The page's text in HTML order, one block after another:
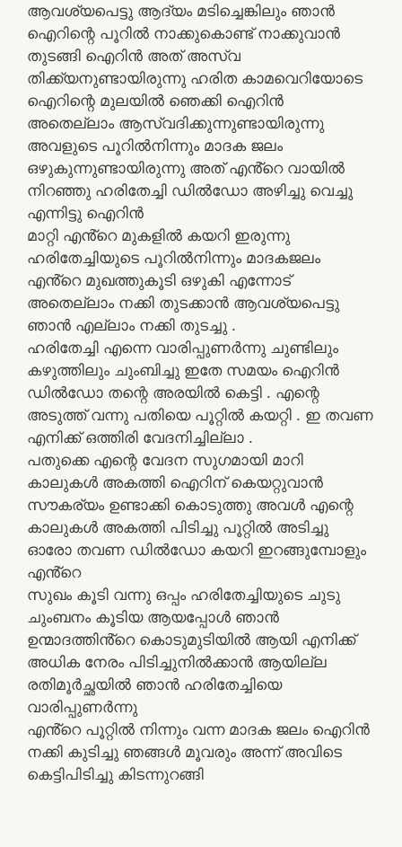
ആവശ്യപെട്ടു ആദ്യം മടിച്ചെങ്കിലും ഞാൻ
ഐറിന്റെ പൂറിൽ നാക്കുകൊണ്ട് നാക്കുവാൻ
തുടങ്ങി ഐറിൻ അത് അസ്വ
തിക്ക്യനുണ്ടായിരുന്നു ഹരിത കാമവെറിയോടെ
ഐറിന്റെ മുലയിൽ ഞെക്കി ഐറിൻ
അതെല്ലാം ആസ്വദിക്കുന്നുണ്ടായിരുന്നു
അവളുടെ പൂറിൽനിന്നും മാദക ജലം
ഒഴുകുന്നുണ്ടായിരുന്നു അത് എൻ്റെ വായിൽ
നിറഞ്ഞു ഹരിതേച്ചി ഡിൽഡോ അഴിച്ചു വെച്ചു
എന്നിട്ടു ഐറിൻ
മാറ്റി എൻ്റെ മുകളിൽ കയറി ഇരുന്നു
ഹരിതേച്ചിയുടെ പൂറിൽനിന്നും മാദകജലം
എൻ്റെ മുഖത്തുകൂടി ഒഴുകി എന്നോട്
അതെല്ലാം നക്കി തുടക്കാൻ ആവശ്യപെട്ടു
ഞാൻ എല്ലാം നക്കി തുടച്ചു .
ഹരിതേച്ചി എന്നെ വാരിപ്പുണർന്നു ചുണ്ടിലും
കഴുത്തിലും ചുംബിച്ചു ഇതേ സമയം ഐറിൻ
ഡിൽഡോ തന്റെ അരയിൽ കെട്ടി . എന്റെ
അടുത്ത് വന്നു പതിയെ പൂറ്റിൽ കയറ്റി . ഇ തവണ
എനിക്ക് ഒത്തിരി വേദനിച്ചില്ലാ .
പതുക്കെ എന്റെ വേദന സുഗമായി മാറി
കാലുകൾ അകത്തി ഐറിന് കെയറ്റുവാൻ
സൗകര്യം ഉണ്ടാക്കി കൊടുത്തു അവൾ എന്റെ
കാലുകൾ അകത്തി പിടിച്ചു പൂറ്റിൽ അടിച്ചു
ഓരോ തവണ ഡിൽഡോ കയറി ഇറങ്ങുമ്പോളും
എൻ്റെ
സുഖം കൂടി വന്നു ഒപ്പം ഹരിതേച്ചിയുടെ ചുടു
ചുംബനം കൂടിയ ആയപ്പോൾ ഞാൻ
ഉന്മാദത്തിൻ്റെ കൊടുമുടിയിൽ ആയി എനിക്ക്
അധിക നേരം പിടിച്ചുനിൽക്കാൻ ആയില്ല
രതിമൂർച്ഛയിൽ ഞാൻ ഹരിതേച്ചിയെ
വാരിപ്പുണർന്നു
എൻ്റെ പൂറ്റിൽ നിന്നും വന്ന മാദക ജലം ഐറിൻ
നക്കി കുടിച്ചു ഞങ്ങൾ മൂവരും അന്ന് അവിടെ
കെട്ടിപിടിച്ചു കിടന്നുറങ്ങി